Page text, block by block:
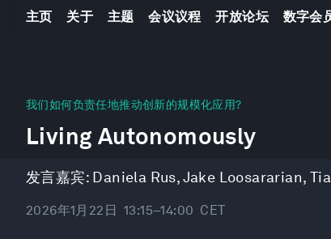
主页 关于 主题 会议议程 开放论坛 数字会
我们如何负责任地推动创新的规模化应用?
Living Autonomously
发言嘉宾: Daniela Rus,Jake Loosararian,
2026年1月22日 13:15–14:00 CET
seconds
46
minutes,
secondsVolume
90%